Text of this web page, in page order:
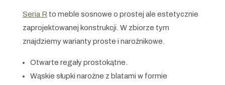
Seria R to meble sosnowe o prostej ale estetycznie
zaprojektowanej konstrukcji. W zbiorze tym
znajdziemy warianty proste i narożnikowe.
Otwarte regały prostokątne.
Wąskie słupki narożne z blatami w formie